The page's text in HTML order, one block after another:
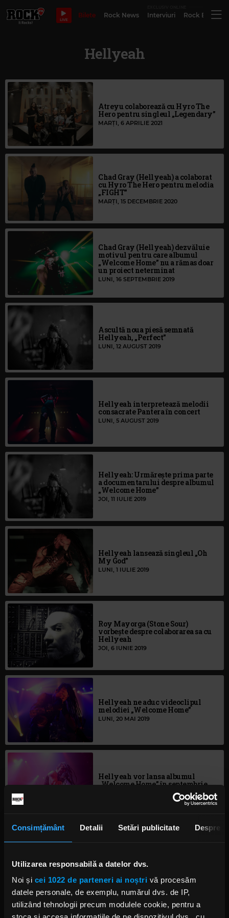
Consimțământ Detalii Setări publicitate Despre
Utilizarea responsabilă a datelor dvs.
Noi și cei 1022 de parteneri ai noștri vă procesăm
datele personale, de exemplu, numărul dvs. de IP,
utilizând tehnologii precum modulele cookie, pentru a
LIVE
Bilete Rock News Interviuri Rock
Hellyeah
Atreyu colaborează cu Hyro The
Hero pentru singleul „Legendary”
MARȚI, 6 APRILIE 2021
Chad Gray (Hellyeah) a colaborat
cu Hyro The Hero pentru melodia
„FIGHT”
MARȚI, 15 DECEMBRIE 2020
Chad Gray (Hellyeah) dezvăluie
motivul pentru care albumul
„Welcome Home” nu a rămas doar
un proiect neterminat
LUNI, 16 SEPTEMBRIE 2019
Ascultă noua piesă semnată
Hellyeah, „Perfect”
LUNI, 12 AUGUST 2019
Hellyeah interpretează melodii
consacrate Pantera în concert
LUNI, 5 AUGUST 2019
Hellyeah: Urmărește prima parte
a documentarului despre albumul
„Welcome Home”
JOI, 11 IULIE 2019
Hellyeah lansează singleul „Oh
My God”
LUNI, 1 IULIE 2019
Roy Mayorga (Stone Sour)
vorbește despre colaborarea sa cu
Hellyeah
JOI, 6 IUNIE 2019
Hellyeah ne aduc videoclipul
melodiei „Welcome Home”
LUNI, 20 MAI 2019
Hellyeah vor lansa albumul
„Welcome Home” în septembrie
Mayorga